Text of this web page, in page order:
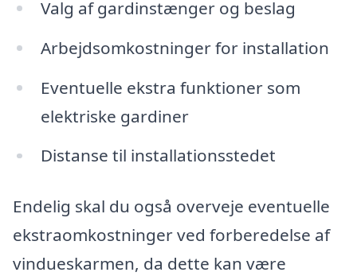
Valg af gardinstænger og beslag
Arbejdsomkostninger for installation
Eventuelle ekstra funktioner som
elektriske gardiner
Distanse til installationsstedet
Endelig skal du også overveje eventuelle
ekstraomkostninger ved forberedelse af
vindueskarmen, da dette kan være